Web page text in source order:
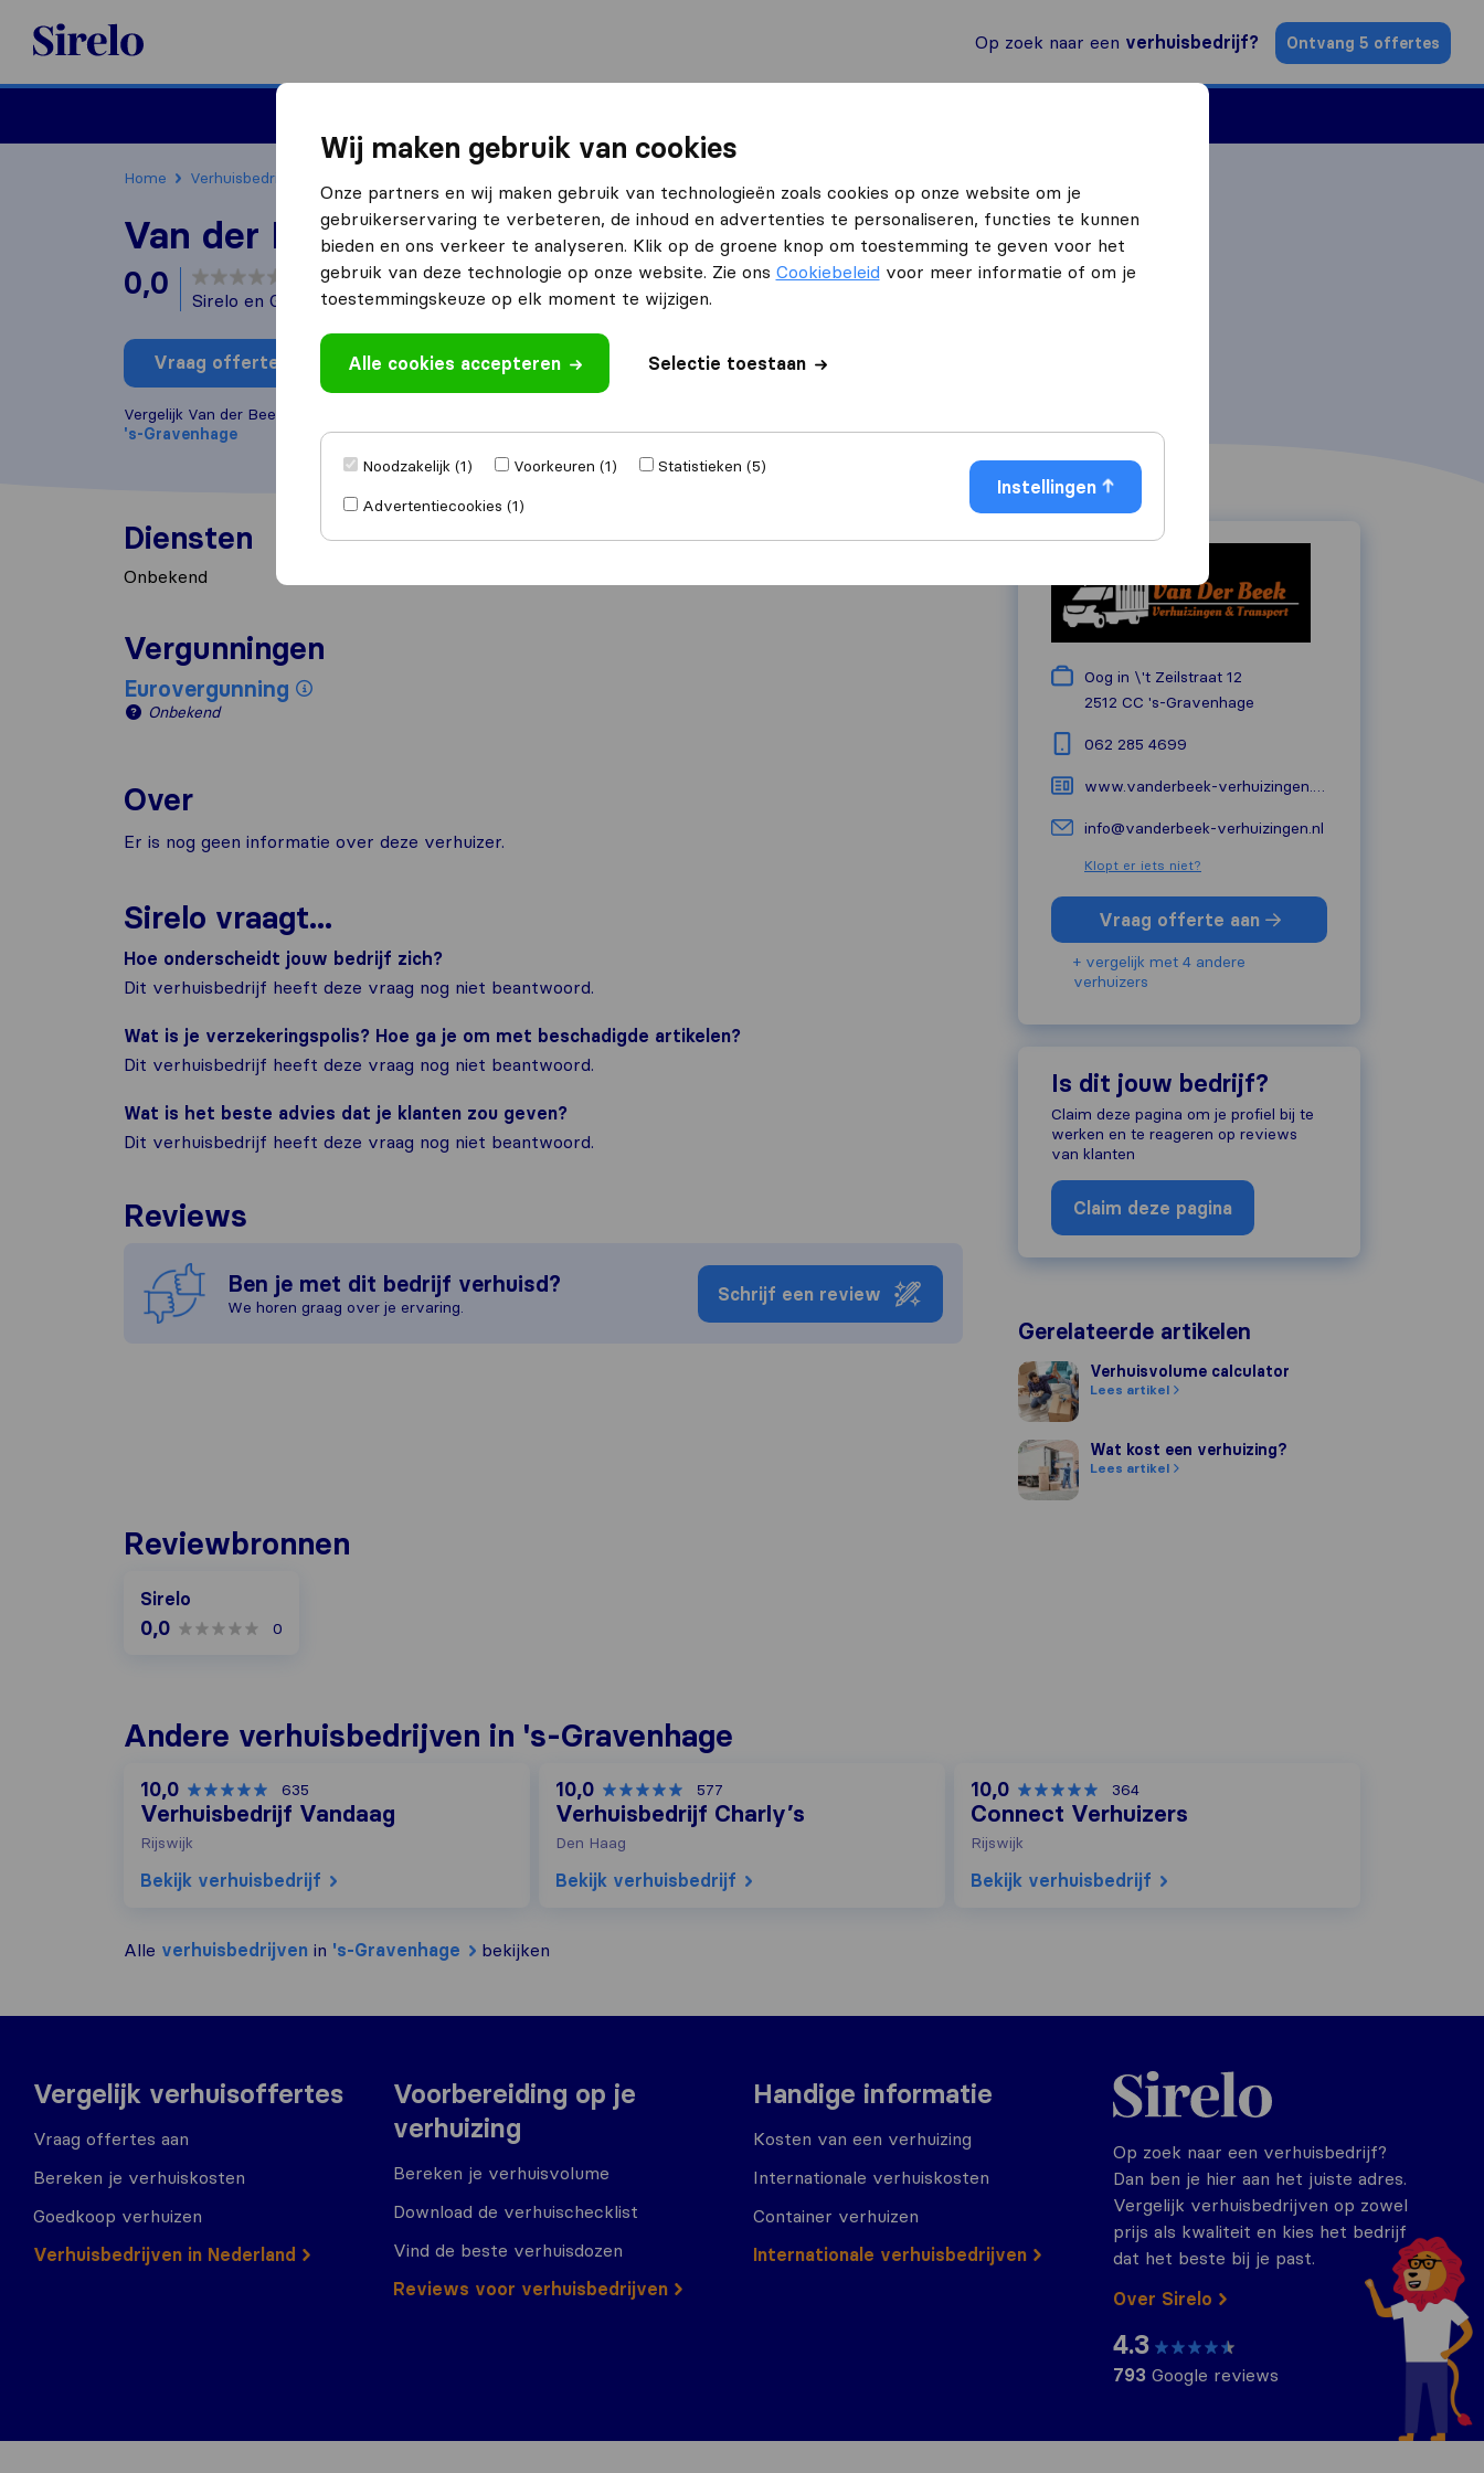
Sirelo.nl
Op zoek naar een verhuisbedrijf? Ontvang 5 offertes
Home Verhuisbedrijven
Van der Beek Verhuizingen
0,0 gebaseerd op0
Sirelo en Google reviews
i
Vraag offerte aan Schrijf beoordeling
Vergelijk Van der Beek Verhuizingen met andere
's-Gravenhage
Diensten
Onbekend
Vergunningen
Eurovergunning
Onbekend
Over
Er is nog geen informatie over deze verhuizer.
Sirelo vraagt...
Hoe onderscheidt jouw bedrijf zich?
Dit verhuisbedrijf heeft deze vraag nog niet beantwoord.
Wat is je verzekeringspolis? Hoe ga je om met beschadigde artikelen?
Dit verhuisbedrijf heeft deze vraag nog niet beantwoord.
Wat is het beste advies dat je klanten zou geven?
Dit verhuisbedrijf heeft deze vraag nog niet beantwoord.
Reviews
Ben je met dit bedrijf verhuisd?
We horen graag over je ervaring.
Schrijf een review
Oog in \'t Zeilstraat 12
2512 CC 's-Gravenhage
062 285 4699
www.vanderbeek-verhuizingen.nl/
info@vanderbeek-verhuizingen.nl
Klopt er iets niet?
Vraag offerte aan
+ vergelijk met 4 andere
verhuizers
Is dit jouw bedrijf?
Claim deze pagina om je profiel bij te
werken en te reageren op reviews
van klanten
Claim deze pagina
Gerelateerde artikelen
Verhuisvolume calculator
Verhuisvolume calculator
Lees artikel
Wat kost een verhuizing?
Wat kost een verhuizing?
Lees artikel
Reviewbronnen
Sirelo
0,0 0
Andere verhuisbedrijven in 's-Gravenhage
10,0 635
Verhuisbedrijf Vandaag
Rijswijk
Bekijk verhuisbedrijf
10,0 577
Verhuisbedrijf Charly’s
Den Haag
Bekijk verhuisbedrijf
10,0 364
Connect Verhuizers
Rijswijk
Bekijk verhuisbedrijf
Alle verhuisbedrijven in 's-Gravenhage bekijken
Vergelijk verhuisoffertes
Vraag offertes aan
Bereken je verhuiskosten
Goedkoop verhuizen
Verhuisbedrijven in Nederland
Voorbereiding op je
verhuizing
Bereken je verhuisvolume
Download de verhuischecklist
Vind de beste verhuisdozen
Reviews voor verhuisbedrijven
Handige informatie
Kosten van een verhuizing
Internationale verhuiskosten
Container verhuizen
Internationale verhuisbedrijven
Sirelo.nl
Op zoek naar een verhuisbedrijf?
Dan ben je hier aan het juiste adres.
Vergelijk verhuisbedrijven op zowel
prijs als kwaliteit en kies het bedrijf
dat het beste bij je past.
Over Sirelo
4.3
793 Google reviews
Wij maken gebruik van cookies
Onze partners en wij maken gebruik van technologieën zoals cookies op onze website om je
gebruikerservaring te verbeteren, de inhoud en advertenties te personaliseren, functies te kunnen
bieden en ons verkeer te analyseren. Klik op de groene knop om toestemming te geven voor het
gebruik van deze technologie op onze website. Zie ons Cookiebeleid voor meer informatie of om je
toestemmingskeuze op elk moment te wijzigen.
Alle cookies accepteren Selectie toestaan
Noodzakelijk (1) Voorkeuren (1)
Statistieken (5)
Advertentiecookies (1)
Instellingen